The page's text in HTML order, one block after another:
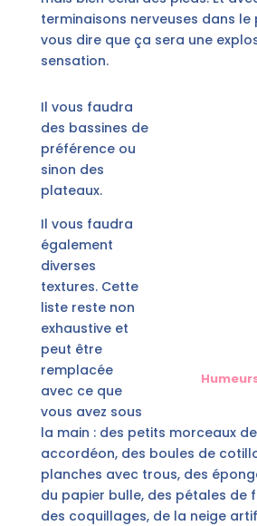
terminaisons nerveuses dans le
vous dire que ça sera une
sensation.
Il vous faudra
des bassines de
préférence ou
sinon des
plateaux.
Il vous faudra
également
diverses
textures. Cette
liste reste non
exhaustive et
peut être
remplacée
avec ce que
vous avez sous
la main : des petits morceaux
accordéon, des boules de
planches avec trous, des
du papier bulle, des pétales de
des coquillages, de la neige